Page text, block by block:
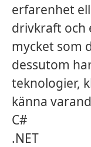
erfarenhet
drivkraft och
mycket som
dessutom
teknologier,
känna
C#
.NET